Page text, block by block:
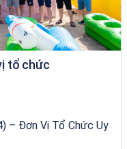
tổ chức
– Đơn Vị Tổ Chức Uy